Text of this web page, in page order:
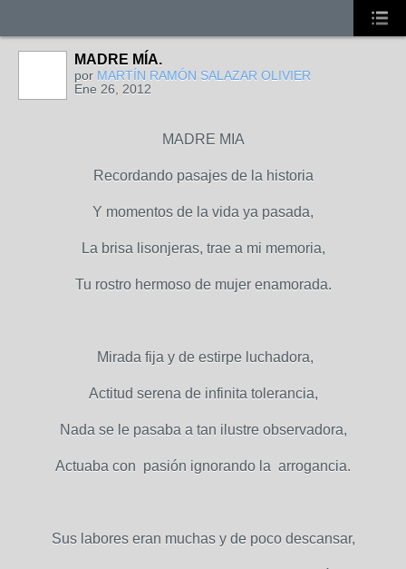
MADRE MÍA.
por MARTÍN RAMÓN SALAZAR OLIVIER
Ene 26, 2012
MADRE MIA
Recordando pasajes de la historia
Y momentos de la vida ya pasada,
La brisa lisonjeras, trae a mi memoria,
Tu rostro hermoso de mujer enamorada.
Mirada fija y de estirpe luchadora,
Actitud serena de infinita tolerancia,
Nada se le pasaba a tan ilustre observadora,
Actuaba con pasión ignorando la arrogancia.
Sus labores eran muchas y de poco descansar,